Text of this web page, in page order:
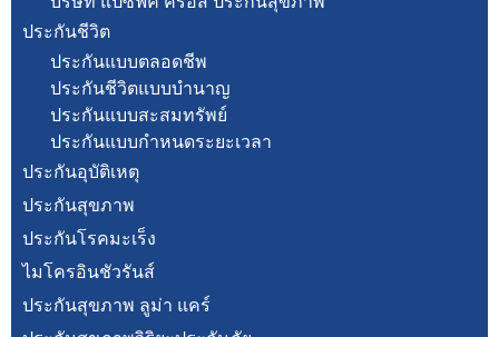
ประกันชีวิต
ประกันแบบตลอดชีพ
ประกันชีวิตแบบบำนาญ
ประกันแบบสะสมทรัพย์
ประกันแบบกำหนดระยะเวลา
ประกันอุบัติเหตุ
ประกันสุขภาพ
ประกันโรคมะเร็ง
ไมโครอินชัวรันส์
ประกันสุขภาพ ลูม่า แคร์